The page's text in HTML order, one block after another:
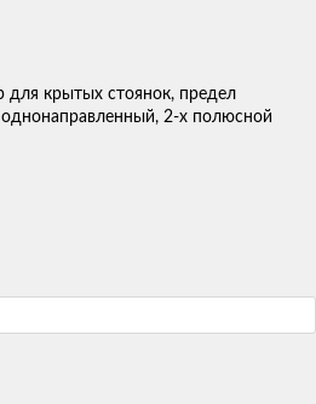
крытых стоянок, предел
2-х полюсной